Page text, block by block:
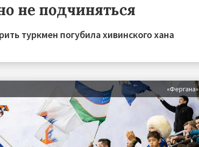
не подчиняться
туркмен погубила хивинского хана
«Фергана»